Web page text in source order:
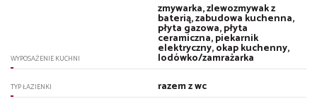
WYPOSAŻENIE KUCHNI
zmywarka, zlewozmywak z
baterią, zabudowa kuchenna,
płyta gazowa, płyta
ceramiczna, piekarnik
elektryczny, okap kuchenny,
lodówko/zamrażarka
TYP ŁAZIENKI razem z wc